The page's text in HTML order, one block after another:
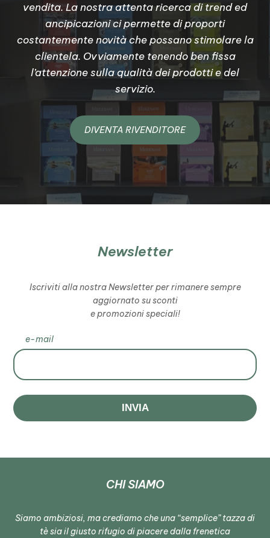
vendita. La nostra attenta ricerca di trend ed
ancipicazioni ci permette di proporti
costantemente novità che possano stimolare la
clientela. Ovviamente tenendo ben fissa
l’attenzione sulla qualità dei prodotti e del
servizio.
DIVENTA RIVENDITORE
Newsletter
Iscriviti alla nostra Newsletter per rimanere sempre
aggiornato su sconti
e promozioni speciali!
e-mail
INVIA
CHI SIAMO
Siamo ambiziosi, ma crediamo che una “semplice” tazza di
tè sia il giusto rifugio di piacere dalla frenetica